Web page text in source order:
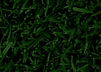
返老东家。经验丰富的本土后
鹿岛鹿角 广濑陆斗 日职联